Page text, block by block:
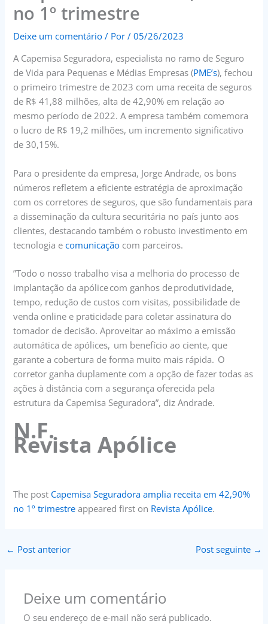
no 1º trimestre
Deixe um comentário / Por/05/26/2023
A Capemisa Seguradora, especialista no ramo de Seguro
de Vida para Pequenas e Médias Empresas (PME’s), fechou
o primeiro trimestre de 2023 com uma receita de seguros
de R$ 41,88 milhões, alta de 42,90% em relação ao
mesmo período de 2022. A empresa também comemora
o lucro de R$ 19,2 milhões, um incremento significativo
de 30,15%.
Para o presidente da empresa, Jorge Andrade, os bons
números refletem a eficiente estratégia de aproximação
com os corretores de seguros, que são fundamentais para
a disseminação da cultura securitária no país junto aos
clientes, destacando também o robusto investimento em
tecnologia ecomunicação com parceiros.
”Todo o nosso trabalho visa a melhoria do processo de
implantação da apólice com ganhos de produtividade,
tempo, redução de custos com visitas, possibilidade de
venda online e praticidade para coletar assinatura do
tomador de decisão. Aproveitar ao máximo a emissão
automática de apólices, um benefício ao ciente, que
garante a cobertura de forma muito mais rápida. O
corretor ganha duplamente com a opção de fazer todas as
ações à distância com a segurança oferecida pela
estrutura da Capemisa Seguradora”, diz Andrade.
N.F.
Revista Apólice
The post Capemisa Seguradora amplia receita em 42,90%
no 1º trimestre appeared first on Revista Apólice.
← Post anterior Post seguinte →
Deixe um comentário
O seu endereço de e-mail não será publicado.